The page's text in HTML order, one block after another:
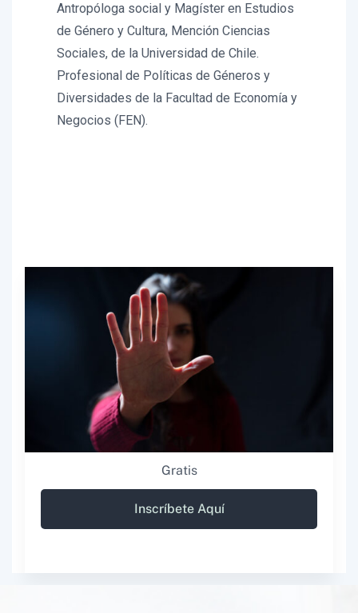
Antropóloga social y Magíster en Estudios
de Género y Cultura, Mención Ciencias
Sociales, de la Universidad de Chile.
Profesional de Políticas de Géneros y
Diversidades de la Facultad de Economía y
Negocios (FEN).
Gratis
Inscríbete Aquí